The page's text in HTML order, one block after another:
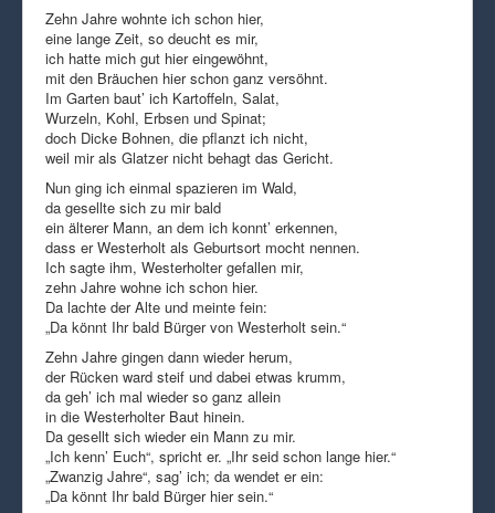
Zehn Jahre wohnte ich schon hier,
eine lange Zeit, so deucht es mir,
ich hatte mich gut hier eingewöhnt,
mit den Bräuchen hier schon ganz versöhnt.
Im Garten baut’ ich Kartoffeln, Salat,
Wurzeln, Kohl, Erbsen und Spinat;
doch Dicke Bohnen, die pflanzt ich nicht,
weil mir als Glatzer nicht behagt das Gericht.
Nun ging ich einmal spazieren im Wald,
da gesellte sich zu mir bald
ein älterer Mann, an dem ich konnt’ erkennen,
dass er Westerholt als Geburtsort mocht nennen.
Ich sagte ihm, Westerholter gefallen mir,
zehn Jahre wohne ich schon hier.
Da lachte der Alte und meinte fein:
„Da könnt Ihr bald Bürger von Westerholt sein.“
Zehn Jahre gingen dann wieder herum,
der Rücken ward steif und dabei etwas krumm,
da geh’ ich mal wieder so ganz allein
in die Westerholter Baut hinein.
Da gesellt sich wieder ein Mann zu mir.
„Ich kenn’ Euch“, spricht er. „Ihr seid schon lange hier.“
„Zwanzig Jahre“, sag’ ich; da wendet er ein:
„Da könnt Ihr bald Bürger hier sein.“